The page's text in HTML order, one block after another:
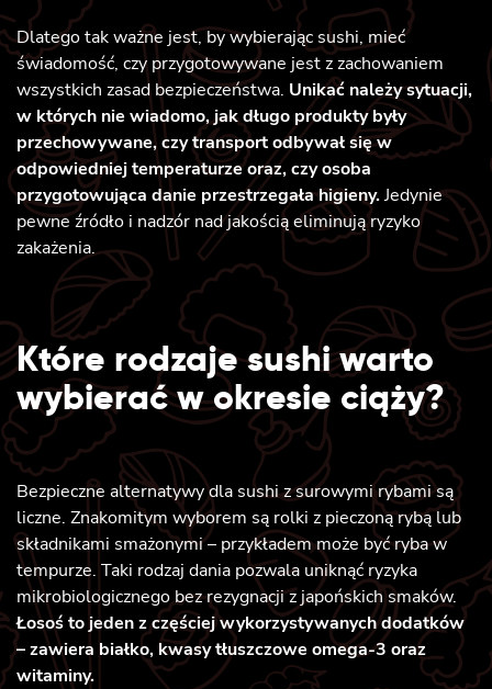
Dlatego tak ważne jest, by wybierając sushi, mieć
świadomość, czy przygotowywane jest z zachowaniem
wszystkich zasad bezpieczeństwa. Unikać należy sytuacji,
w których nie wiadomo, jak długo produkty były
przechowywane, czy transport odbywał się w
odpowiedniej temperaturze oraz, czy osoba
przygotowująca danie przestrzegała higieny.Jedynie
pewne źródło i nadzór nad jakością eliminują ryzyko
zakażenia.
Które rodzaje sushi warto
wybierać w okresie ciąży?
Bezpieczne alternatywy dla sushi z surowymi rybami są
liczne. Znakomitym wyborem są rolki z pieczoną rybą lub
składnikami smażonymi – przykładem może być ryba w
tempurze. Taki rodzaj dania pozwala uniknąć ryzyka
mikrobiologicznego bez rezygnacji z japońskich smaków.
Łosoś to jeden z częściej wykorzystywanych dodatków
– zawiera białko, kwasy tłuszczowe omega-3 oraz
witaminy.